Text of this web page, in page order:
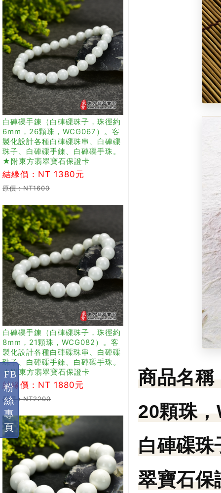
白硨磲手鍊（白硨磲珠子，珠徑約
6mm，26顆珠，WCG067）。客
製化設計各種白硨磲珠串、白硨磲
珠子、白硨磲手鍊、白硨磲手珠。
★附東方翡翠寶石保證卡
結緣價：NT 1380元
原價：NT1600
白硨磲手鍊（白硨磲珠子，珠徑約
8mm，21顆珠，WCG082）。客
製化設計各種白硨磲珠串、白硨磲
珠子、白硨磲手鍊、白硨磲手珠。
★附東方翡翠寶石保證卡
結緣價：NT 1880元
原價：NT2200
商品名稱
20顆珠
白硨磲
翠寶石保
FB
粉
絲
專
頁